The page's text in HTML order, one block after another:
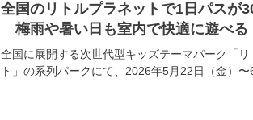
全国のリトルプラネットで1日パスが
梅雨や暑い日も室内で快適に遊べる
全国に展開する次世代型キッズテーマパーク「リ
ト」の系列パークにて、2026年5月22日（金）〜